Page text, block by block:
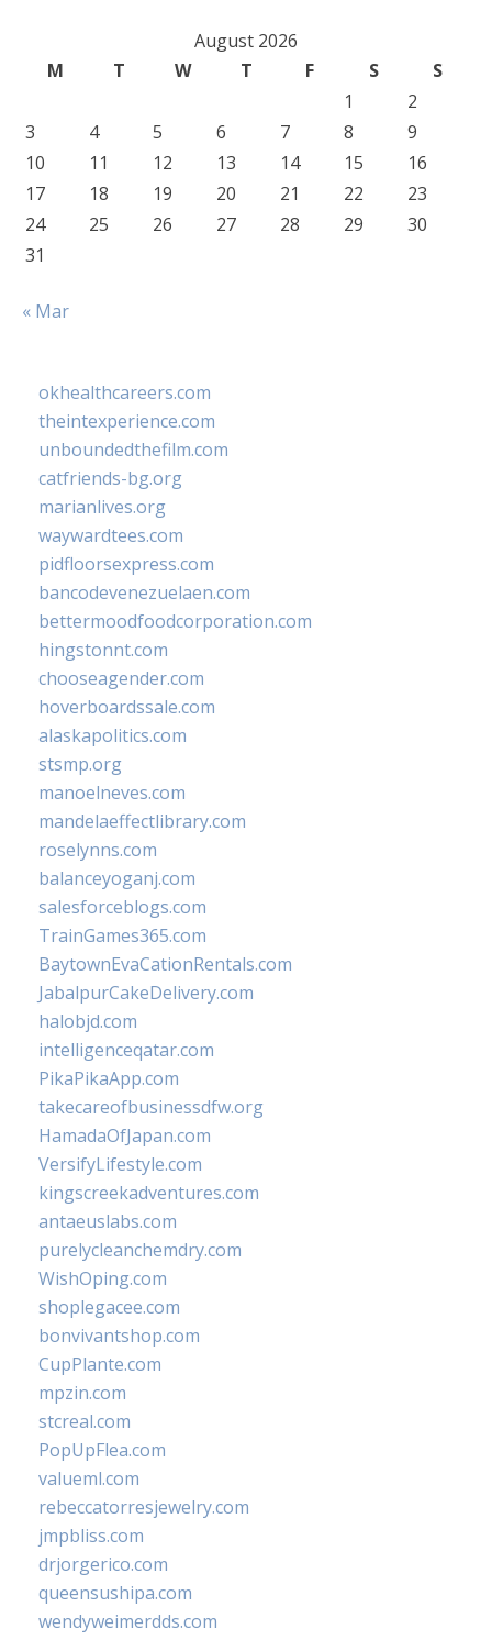
August 2026
M
T W T F S
S
1
2
3
4 5 6 7 8
9
10
11 12 13 14 15
16
17
18 19 20 21 22
23
24
25 26 27 28 29
30
31
« Mar
okhealthcareers.com
theintexperience.com
unboundedthefilm.com
catfriends-bg.org
marianlives.org
waywardtees.com
pidfloorsexpress.com
bancodevenezuelaen.com
bettermoodfoodcorporation.com
hingstonnt.com
chooseagender.com
hoverboardssale.com
alaskapolitics.com
stsmp.org
manoelneves.com
mandelaeffectlibrary.com
roselynns.com
balanceyoganj.com
salesforceblogs.com
TrainGames365.com
BaytownEvaCationRentals.com
JabalpurCakeDelivery.com
halobjd.com
intelligenceqatar.com
PikaPikaApp.com
takecareofbusinessdfw.org
HamadaOfJapan.com
VersifyLifestyle.com
kingscreekadventures.com
antaeuslabs.com
purelycleanchemdry.com
WishOping.com
shoplegacee.com
bonvivantshop.com
CupPlante.com
mpzin.com
stcreal.com
PopUpFlea.com
valueml.com
rebeccatorresjewelry.com
jmpbliss.com
drjorgerico.com
queensushipa.com
wendyweimerdds.com